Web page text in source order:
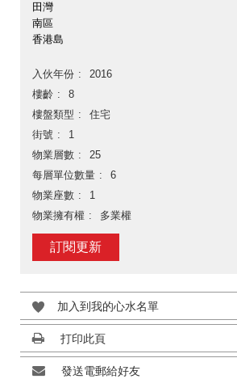
田灣
南區
香港島
入伙年份
2016
樓齡
8
樓盤類型
住宅
街號
1
物業層數
25
每層單位數量
6
物業座數
1
物業擁有權
多業權
訂閱更新
加入到我的心水名單
打印此頁
發送電郵給好友